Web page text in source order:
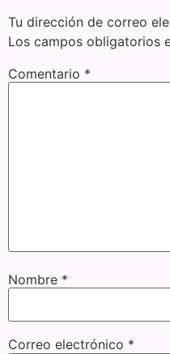
Tu dirección de correo
Los campos obligatorios
Comentario *
Nombre *
Correo electrónico *